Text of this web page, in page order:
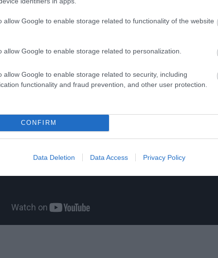
allow Google to enable storage related to functionality of the website
allow Google to enable storage related to personalization.
allow Google to enable storage related to security, including
functionality and fraud prevention, and other user protection.
CONFIRM
Data Deletion Data Access Privacy Policy
μας ζωντανά στοYouTube ,Twitch ,X,